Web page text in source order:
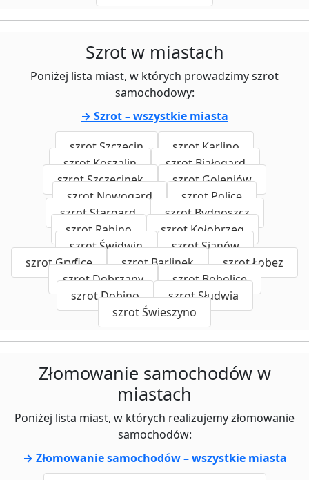
Szrot w miastach
Poniżej lista miast, w których prowadzimy szrot
samochodowy:
→ Szrot – wszystkie miasta
szrot Szczecin
szrot Karlino
szrot Koszalin
szrot Białogard
szrot Szczecinek
szrot Goleniów
szrot Nowogard
szrot Police
szrot Stargard
szrot Bydgoszcz
szrot Rąbino
szrot Kołobrzeg
szrot Świdwin
szrot Sianów
szrot Gryfice
szrot Barlinek
szrot Łobez
szrot Dobrzany
szrot Bobolice
szrot Dobino
szrot Słudwia
szrot Świeszyno
Złomowanie samochodów w
miastach
Poniżej lista miast, w których realizujemy złomowanie
samochodów:
→ Złomowanie samochodów – wszystkie miasta